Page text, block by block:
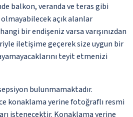
balkon, veranda ve teras gibi
açık alanlar
bir endişeniz varsa varışınızdan
iletişime geçerek size uygun bir
teyit etmenizi
bulunmamaktadır.
konaklama yerine fotoğraflı resmi
istenecektir. Konaklama yerine